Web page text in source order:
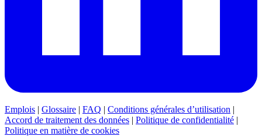
Emplois | Glossaire | FAQ | Conditions générales d’utilisation |
Accord de traitement des données | Politique de confidentialité |
Politique en matière de cookies